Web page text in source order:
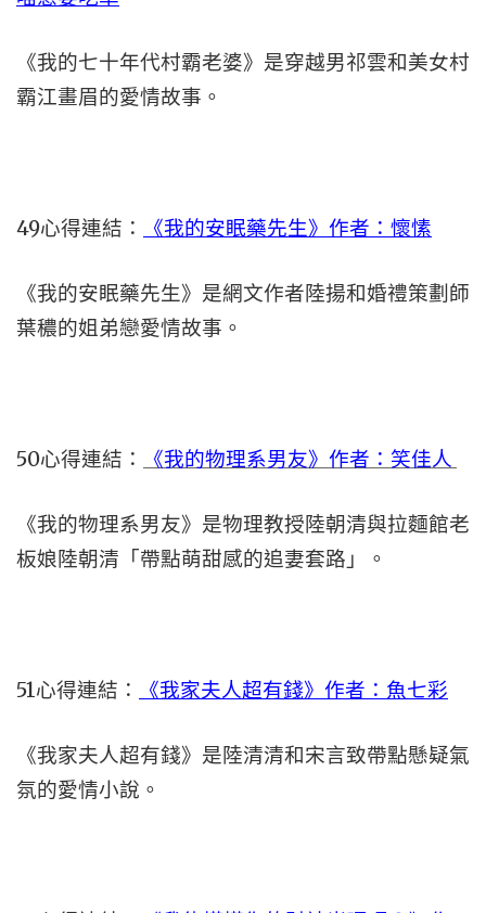
《我的七十年代村霸老婆》是穿越男祁雲和美女村
霸江畫眉的愛情故事。
49心得連結： 《我的安眠藥先生》作者：懷愫
《我的安眠藥先生》是網文作者陸揚和婚禮策劃師
葉穠的姐弟戀愛情故事。
50心得連結： 《我的物理系男友》作者：笑佳人
《我的物理系男友》是物理教授陸朝清與拉麵館老
板娘陸朝清「帶點萌甜感的追妻套路」。
51心得連結： 《我家夫人超有錢》作者：魚七彩
《我家夫人超有錢》是陸清清和宋言致帶點懸疑氣
氛的愛情小說。